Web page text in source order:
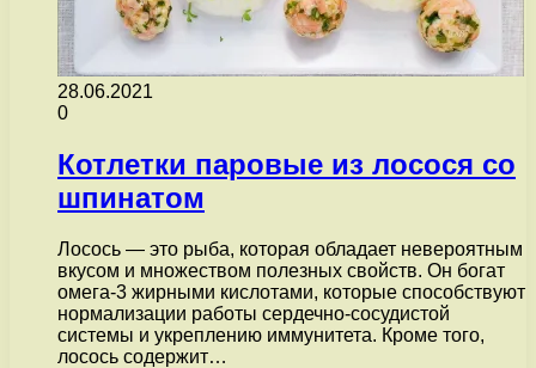
28.06.2021
0
Котлетки паровые из лосося со
шпинатом
Лосось — это рыба, которая обладает невероятным
вкусом и множеством полезных свойств. Он богат
омега-3 жирными кислотами, которые способствуют
нормализации работы сердечно-сосудистой
системы и укреплению иммунитета. Кроме того,
лосось содержит…